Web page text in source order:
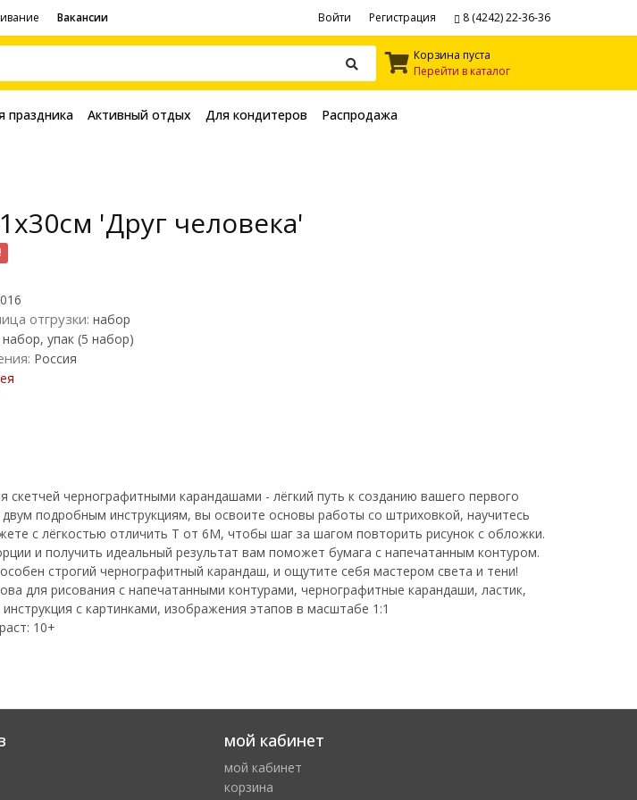
Вакансии Войти Регистрация 8 (4242) 22-36-36
Корзина пуста
Перейти в каталог
праздника Активный отдых Для кондитеров Распродажа
'Друг человека'
отгрузки: набор
набор, упак (5 набор)
Россия
скетчей чернографитными карандашами - лёгкий путь к созданию вашего первого
подробным инструкциям, вы освоите основы работы со штриховкой, научитесь
с лёгкостью отличить Т от 6М, чтобы шаг за шагом повторить рисунок с обложки.
и получить идеальный результат вам поможет бумага с напечатанным контуром.
строгий чернографитный карандаш, и ощутите себя мастером света и тени!
для рисования с напечатанными контурами, чернографитные карандаши, ластик,
с картинками, изображения этапов в масштабе 1:1
10+
мой кабинет
мой кабинет
корзина